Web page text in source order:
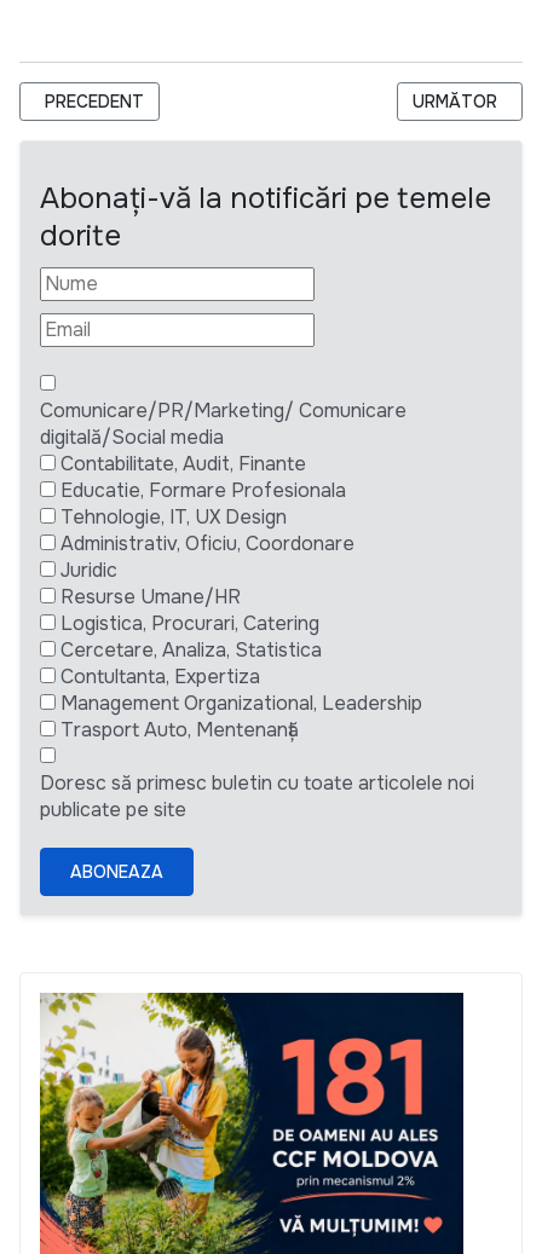
ARTICOL PRECEDENT: UA-T-17 2026 INVITATION TO
PRECEDENT ARTICOLUL
URMĂTOR
Abonați-vă la notificări pe temele
dorite
Comunicare/PR/Marketing/ Comunicare
digitală/Social media
Contabilitate, Audit, Finante
Educatie, Formare Profesionala
Tehnologie, IT, UX Design
Administrativ, Oficiu, Coordonare
Juridic
Resurse Umane/HR
Logistica, Procurari, Catering
Cercetare, Analiza, Statistica
Contultanta, Expertiza
Management Organizational, Leadership
Trasport Auto, Mentenanță
Doresc să primesc buletin cu toate articolele noi
publicate pe site
ABONEAZA